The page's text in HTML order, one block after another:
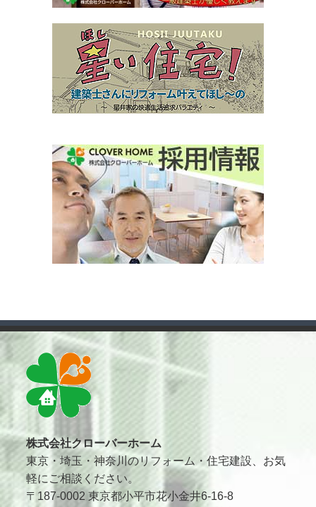
株式会社クローバーホーム
東京・埼玉・神奈川のリフォーム・住宅建設、お気
軽にご相談ください。
〒187-0002 東京都小平市花小金井6-16-8